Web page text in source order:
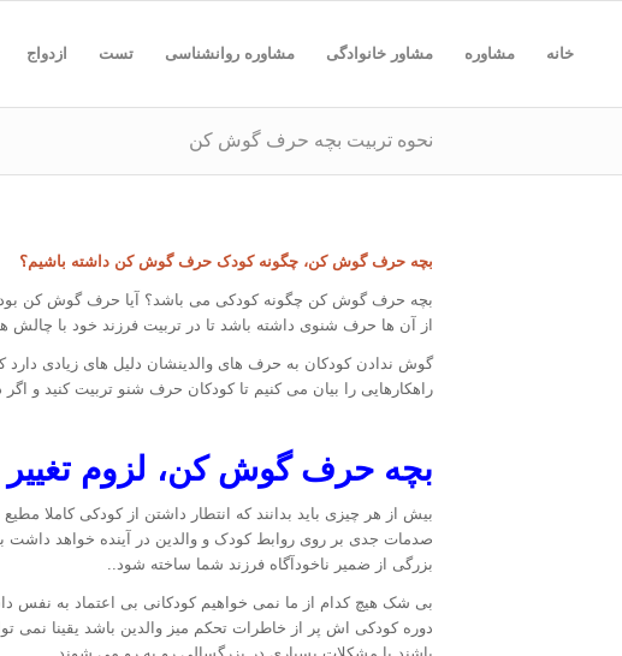
خانه مشاوره مشاور خانوادگی مشاوره روانشناسی تست ازدواج
نحوه تربیت بچه حرف گوش کن
بچه حرف گوش کن، چگونه کودک حرف گوش کن داشته باشیم؟
بچه حرف گوش کن چگونه کودکی می باشد؟ آیا حرف گوش کن
از آن ها حرف شنوی داشته باشد تا در تربیت فرزند خود با
گوش ندادن کودکان به حرف های والدینشان دلیل های زیادی
راهکارهایی را بیان می کنیم تا کودکان حرف شنو تربیت کنید و
بچه حرف گوش کن، لزوم تغییر
بیش از هر چیزی باید بدانند که انتطار داشتن از کودکی کاملا
صدمات جدی بر روی روابط کودک و والدین در آینده خواهد
بزرگی از ضمیر ناخودآگاه فرزند شما ساخته شود..
بی شک هیچ کدام از ما نمی خواهیم کودکانی بی اعتماد به نفس
دوره کودکی اش پر از خاطرات تحکم میز والدین باشد یقینا